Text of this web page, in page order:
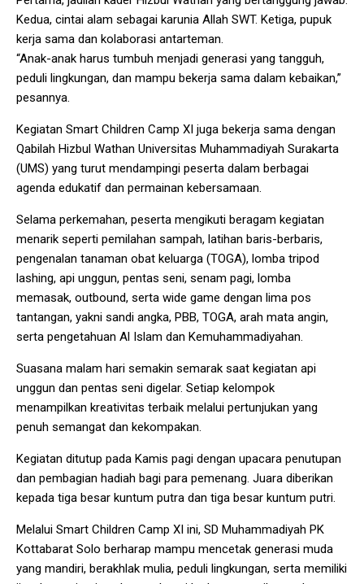
Kedua, cintai alam sebagai karunia Allah SWT. Ketiga, pupuk
kerja sama dan kolaborasi antarteman.
“Anak-anak harus tumbuh menjadi generasi yang tangguh,
peduli lingkungan, dan mampu bekerja sama dalam kebaikan,”
pesannya.
Kegiatan Smart Children Camp XI juga bekerja sama dengan
Qabilah Hizbul Wathan Universitas Muhammadiyah Surakarta
(UMS) yang turut mendampingi peserta dalam berbagai
agenda edukatif dan permainan kebersamaan.
Selama perkemahan, peserta mengikuti beragam kegiatan
menarik seperti pemilahan sampah, latihan baris-berbaris,
pengenalan tanaman obat keluarga (TOGA), lomba tripod
lashing, api unggun, pentas seni, senam pagi, lomba
memasak, outbound, serta wide game dengan lima pos
tantangan, yakni sandi angka, PBB, TOGA, arah mata angin,
serta pengetahuan Al Islam dan Kemuhammadiyahan.
Suasana malam hari semakin semarak saat kegiatan api
unggun dan pentas seni digelar. Setiap kelompok
menampilkan kreativitas terbaik melalui pertunjukan yang
penuh semangat dan kekompakan.
Kegiatan ditutup pada Kamis pagi dengan upacara penutupan
dan pembagian hadiah bagi para pemenang. Juara diberikan
kepada tiga besar kuntum putra dan tiga besar kuntum putri.
Melalui Smart Children Camp XI ini, SD Muhammadiyah PK
Kottabarat Solo berharap mampu mencetak generasi muda
yang mandiri, berakhlak mulia, peduli lingkungan, serta memiliki